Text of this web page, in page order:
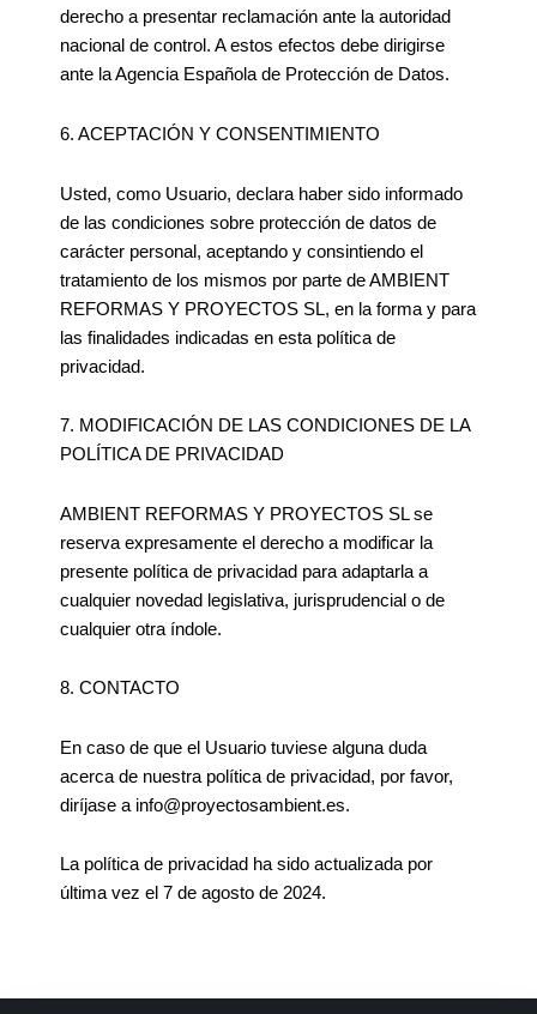
derecho a presentar reclamación ante la autoridad
nacional de control. A estos efectos debe dirigirse
ante la Agencia Española de Protección de Datos.
6. ACEPTACIÓN Y CONSENTIMIENTO
Usted, como Usuario, declara haber sido informado
de las condiciones sobre protección de datos de
carácter personal, aceptando y consintiendo el
tratamiento de los mismos por parte de AMBIENT
REFORMAS Y PROYECTOS SL, en la forma y para
las finalidades indicadas en esta política de
privacidad.
7. MODIFICACIÓN DE LAS CONDICIONES DE LA
POLÍTICA DE PRIVACIDAD
AMBIENT REFORMAS Y PROYECTOS SL se
reserva expresamente el derecho a modificar la
presente política de privacidad para adaptarla a
cualquier novedad legislativa, jurisprudencial o de
cualquier otra índole.
8. CONTACTO
En caso de que el Usuario tuviese alguna duda
acerca de nuestra política de privacidad, por favor,
diríjase a info@proyectosambient.es.
La política de privacidad ha sido actualizada por
última vez el 7 de agosto de 2024.